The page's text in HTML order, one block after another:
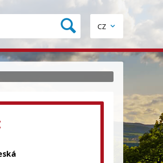
CZ